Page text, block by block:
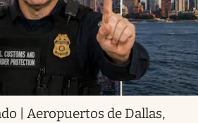
| Aeropuertos de Dallas,